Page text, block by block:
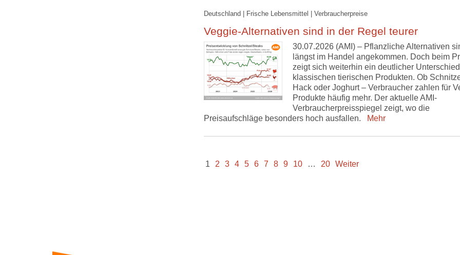
Deutschland | Frische Lebensmittel | Verbraucherpreise
Veggie-Alternativen sind in der Regel teurer
30.07.2026 (AMI) – Pflanzliche Alternativen
längst im Handel angekommen. Doch beim
zeigt sich weiterhin ein deutlicher
klassischen tierischen Produkten. Ob
Hack oder Joghurt – Verbraucher zahlen für
Produkte häufig mehr. Der aktuelle AMI-
Verbraucherpreisspiegel zeigt, wo die
Preisaufschläge besonders hoch ausfallen.
Mehr
1 2 3 4 5 6 7 8 9 10 … 20 Weiter